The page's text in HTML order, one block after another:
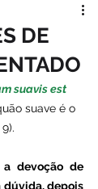
DE
suavis est
suave é o
a devoção de
dúvida, depois